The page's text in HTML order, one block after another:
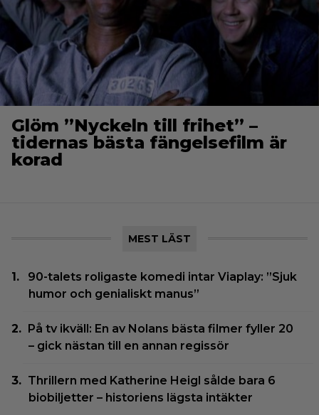
Glöm ”Nyckeln till frihet” –
tidernas bästa fängelsefilm är
korad
MEST LÄST
90-talets roligaste komedi intar Viaplay: ”Sjuk
humor och genialiskt manus”
På tv ikväll: En av Nolans bästa filmer fyller 20
– gick nästan till en annan regissör
Thrillern med Katherine Heigl sålde bara 6
biobiljetter – historiens lägsta intäkter